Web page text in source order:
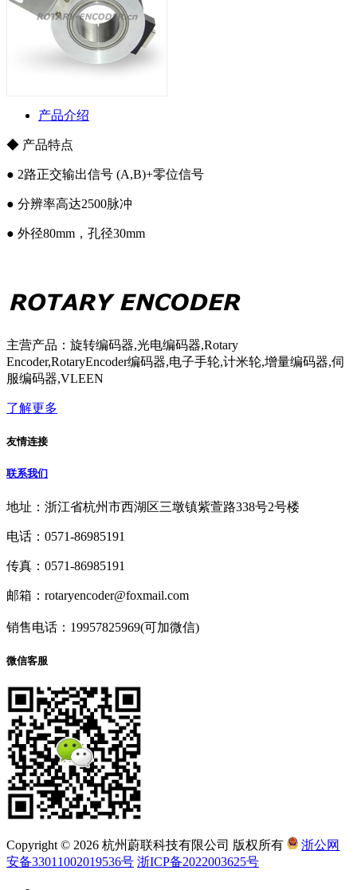
产品介绍
◆ 产品特点
● 2路正交输出信号 (A,B)+零位信号
● 分辨率高达2500脉冲
● 外径80mm，孔径30mm
主营产品：旋转编码器,光电编码器,Rotary
Encoder,RotaryEncoder编码器,电子手轮,计米轮,增量编码器,伺
服编码器,VLEEN
了解更多
友情连接
联系我们
地址：浙江省杭州市西湖区三墩镇紫萱路338号2号楼
电话：0571-86985191
传真：0571-86985191
邮箱：rotaryencoder@foxmail.com
销售电话：19957825969(可加微信)
微信客服
Copyright © 2026 杭州蔚联科技有限公司 版权所有
浙公网
安备33011002019536号 浙ICP备2022003625号